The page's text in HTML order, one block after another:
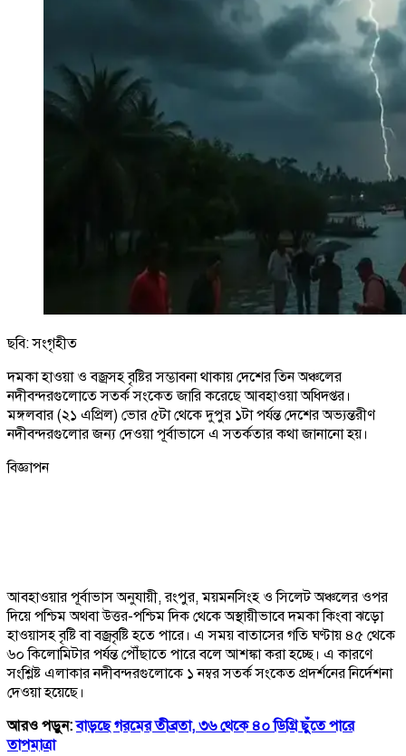
ছবি: সংগৃহীত
দমকা হাওয়া ও বজ্রসহ বৃষ্টির সম্ভাবনা থাকায় দেশের তিন অঞ্চলের
নদীবন্দরগুলোতে সতর্ক সংকেত জারি করেছে আবহাওয়া অধিদপ্তর।
মঙ্গলবার (২১ এপ্রিল) ভোর ৫টা থেকে দুপুর ১টা পর্যন্ত দেশের অভ্যন্তরীণ
নদীবন্দরগুলোর জন্য দেওয়া পূর্বাভাসে এ সতর্কতার কথা জানানো হয়।
বিজ্ঞাপন
আবহাওয়ার পূর্বাভাস অনুযায়ী, রংপুর, ময়মনসিংহ ও সিলেট অঞ্চলের ওপর
দিয়ে পশ্চিম অথবা উত্তর-পশ্চিম দিক থেকে অস্থায়ীভাবে দমকা কিংবা ঝড়ো
হাওয়াসহ বৃষ্টি বা বজ্রবৃষ্টি হতে পারে। এ সময় বাতাসের গতি ঘণ্টায় ৪৫ থেকে
৬০ কিলোমিটার পর্যন্ত পৌঁছাতে পারে বলে আশঙ্কা করা হচ্ছে। এ কারণে
সংশ্লিষ্ট এলাকার নদীবন্দরগুলোকে ১ নম্বর সতর্ক সংকেত প্রদর্শনের নির্দেশনা
দেওয়া হয়েছে।
আরও পড়ুন:বাড়ছে গরমের তীব্রতা, ৩৬ থেকে ৪০ ডিগ্রি ছুঁতে পারে
তাপমাত্রা